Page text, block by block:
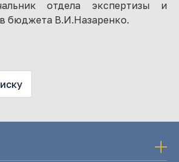
отдела экспертизы и
бюджета В.И.Назаренко.